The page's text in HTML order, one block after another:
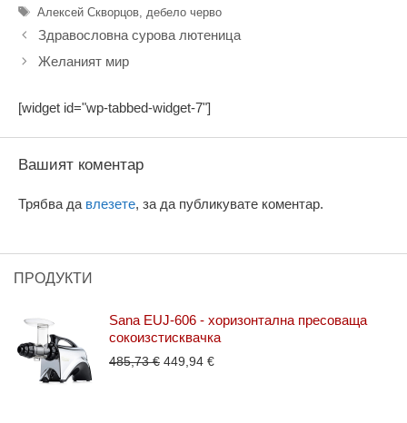
Етикети
Алексей Скворцов, дебело черво
Здравословна сурова лютеница
Желаният мир
[widget id="wp-tabbed-widget-7"]
Вашият коментар
Трябва да влезете, за да публикувате коментар.
ПРОДУКТИ
Sana EUJ-606 - хоризонтална пресоваща
сокоизстисквачка
485,73€ Original
449,94 €Текущата